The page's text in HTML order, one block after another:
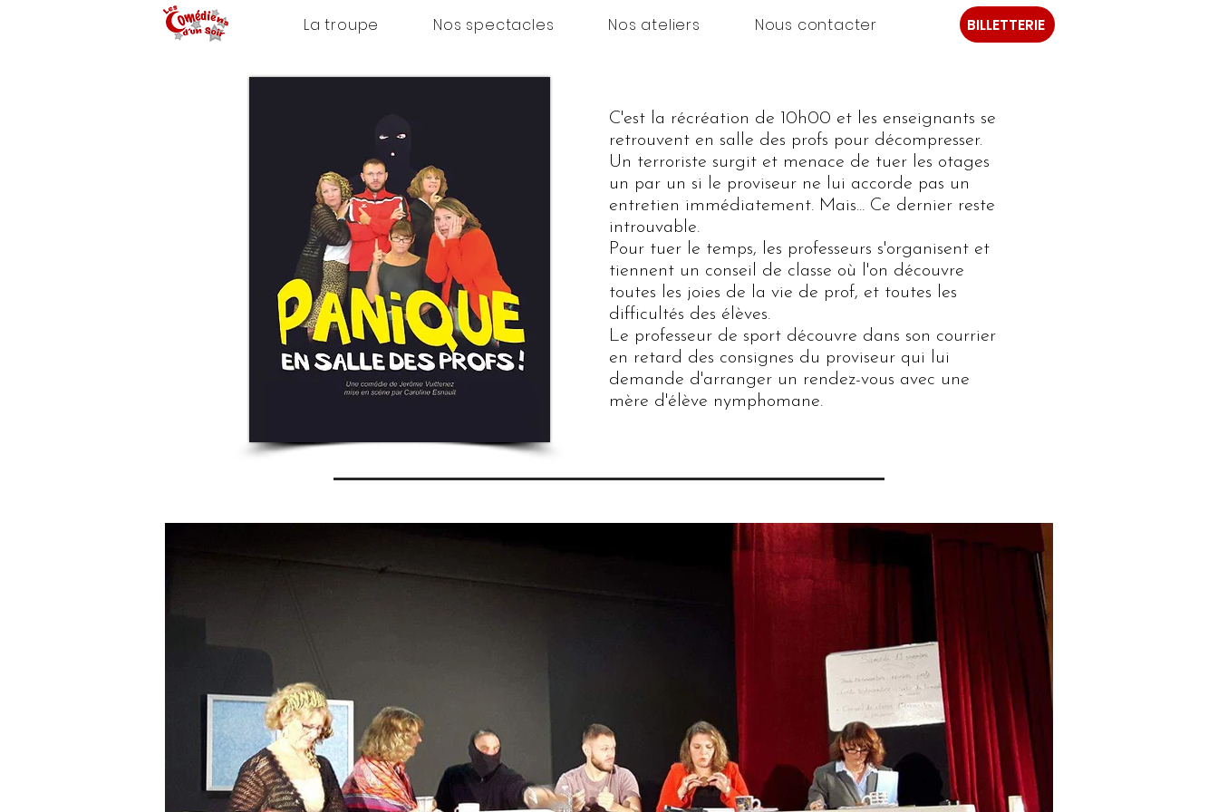
BILLETTERIE
La troupe Nos spectacles Nos ateliers Nous contacter
C'est la récréation de 10h00 et les enseignants se
retrouvent en salle des profs pour décompresser.
Un terroriste surgit et menace de tuer les otages
un par un si le proviseur ne lui accorde pas un
entretien immédiatement. Mais... Ce dernier reste
introuvable.
Pour tuer le temps, les professeurs s'organisent et
tiennent un conseil de classe où l'on découvre
toutes les joies de la vie de prof, et toutes les
difficultés des élèves.
Le professeur de sport découvre dans son courrier
en retard des consignes du proviseur qui lui
demande d'arranger un rendez-vous avec une
mère d'élève nymphomane.